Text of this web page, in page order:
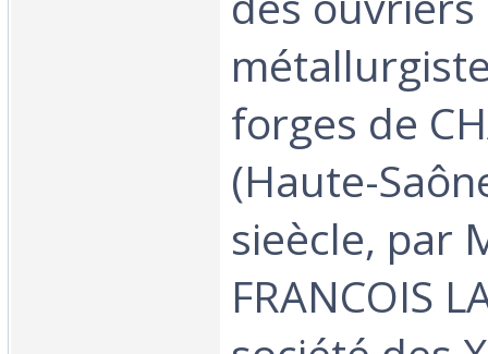
forges de
(Haute-
sieècle, par
FRANCOIS